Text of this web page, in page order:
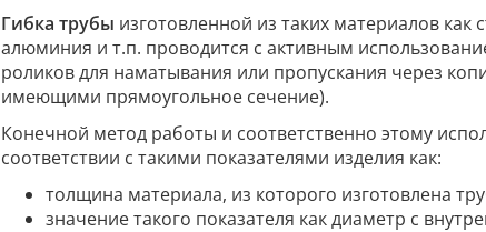
Гибка трубы изготовленной из таких материалов
алюминия и т.п. проводится с активным
роликов для наматывания или пропускания через
имеющими прямоугольное сечение).
Конечной метод работы и соответственно этому
соответствии с такими показателями изделия как:
толщина материала, из которого изготовлена
значение такого показателя как диаметр с